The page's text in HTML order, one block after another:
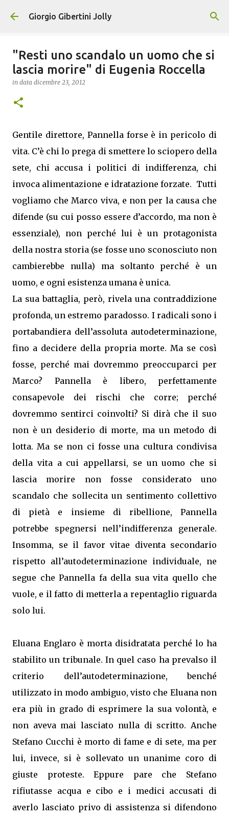
Passa ai contenuti principali
Giorgio Gibertini Jolly
"Resti uno scandalo un uomo che si
lascia morire" di Eugenia Roccella
in data dicembre 23, 2012
Gentile direttore, Pannella forse è in pericolo di
vita. C’è chi lo prega di smettere lo sciopero della
sete, chi accusa i politici di indifferenza, chi
invoca alimentazione e idratazione forzate. Tutti
vogliamo che Marco viva, e non per la causa che
difende (su cui posso essere d’accordo, ma non è
essenziale), non perché lui è un protagonista
della nostra storia (se fosse uno sconosciuto non
cambierebbe nulla) ma soltanto perché è un
uomo, e ogni esistenza umana è unica.
La sua battaglia, però, rivela una contraddizione
profonda, un estremo paradosso. I radicali sono i
portabandiera dell’assoluta autodeterminazione,
fino a decidere della propria morte. Ma se così
fosse, perché mai dovremmo preoccuparci per
Marco? Pannella è libero, perfettamente
consapevole dei rischi che corre; perché
dovremmo sentirci coinvolti? Si dirà che il suo
non è un desiderio di morte, ma un metodo di
lotta. Ma se non ci fosse una cultura condivisa
della vita a cui appellarsi, se un uomo che si
lascia morire non fosse considerato uno
scandalo che sollecita un sentimento collettivo
di pietà e insieme di ribellione, Pannella
potrebbe spegnersi nell’indifferenza generale.
Insomma, se il favor vitae diventa secondario
rispetto all’autodeterminazione individuale, ne
segue che Pannella fa della sua vita quello che
vuole, e il fatto di metterla a repentaglio riguarda
solo lui.
Eluana Englaro è morta disidratata perché lo ha
stabilito un tribunale. In quel caso ha prevalso il
criterio dell’autodeterminazione, benché
utilizzato in modo ambiguo, visto che Eluana non
era più in grado di esprimere la sua volontà, e
non aveva mai lasciato nulla di scritto. Anche
Stefano Cucchi è morto di fame e di sete, ma per
lui, invece, si è sollevato un unanime coro di
giuste proteste. Eppure pare che Stefano
rifiutasse acqua e cibo e i medici accusati di
averlo lasciato privo di assistenza si difendono